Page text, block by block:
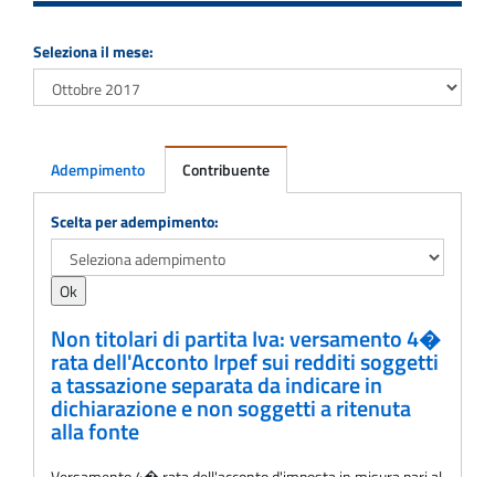
Seleziona il mese:
Adempimento Contribuente
Adempimento
Scelta per adempimento:
Non titolari di partita Iva: versamento 4�
rata dell'Acconto Irpef sui redditi soggetti
a tassazione separata da indicare in
dichiarazione e non soggetti a ritenuta
alla fonte